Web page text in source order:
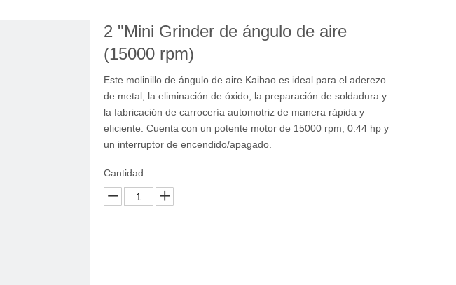
2 "Mini Grinder de ángulo de aire
(15000 rpm)
Este molinillo de ángulo de aire Kaibao es ideal para el aderezo
de metal, la eliminación de óxido, la preparación de soldadura y
la fabricación de carrocería automotriz de manera rápida y
eficiente. Cuenta con un potente motor de 15000 rpm, 0.44 hp y
un interruptor de encendido/apagado.
Cantidad: